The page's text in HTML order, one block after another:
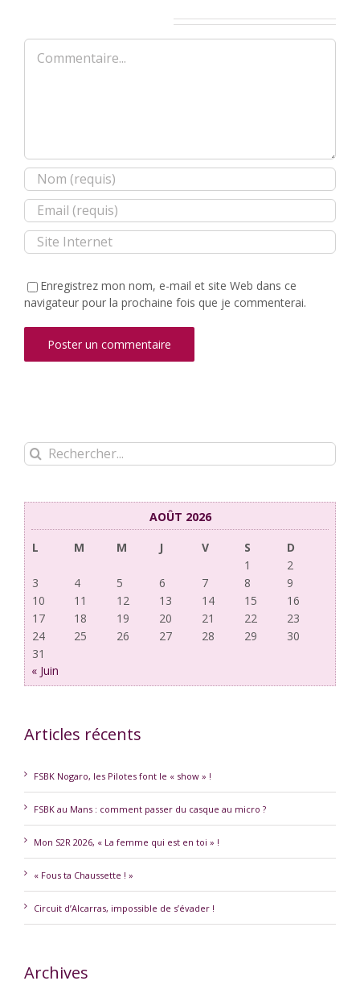
Commentaire
Enregistrez mon nom, e-mail et site Web dans ce
navigateur pour la prochaine fois que je commenterai.
Rechercher:
AOÛT 2026
L
M M J V S
D
1
2
3
4 5 6 7 8
9
10
11 12 13 14 15
16
17
18 19 20 21 22
23
24
25 26 27 28 29
30
31
« Juin
Articles récents
FSBK Nogaro, les Pilotes font le « show » !
FSBK au Mans : comment passer du casque au micro ?
Mon S2R 2026, « La femme qui est en toi » !
« Fous ta Chaussette ! »
Circuit d’Alcarras, impossible de s’évader !
Archives